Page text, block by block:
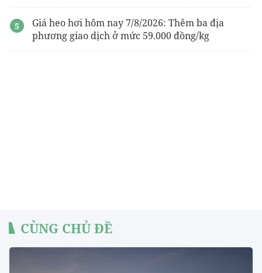
Giá heo hơi hôm nay 7/8/2026: Thêm ba địa
phương giao dịch ở mức 59.000 đồng/kg
CÙNG CHỦ ĐỀ